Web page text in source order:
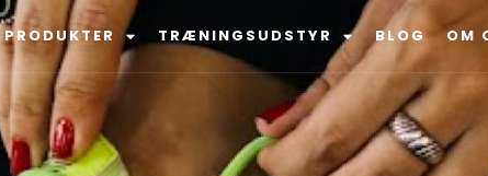
TRÆNINGSUDSTYR BLOG OM